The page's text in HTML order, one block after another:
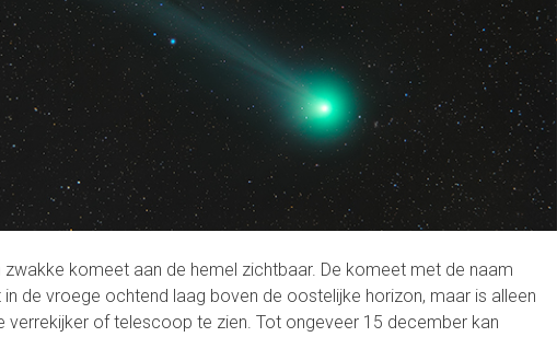
zwakke komeet aan de hemel zichtbaar. De komeet met de naam
in de vroege ochtend laag boven de oostelijke horizon, maar is alleen
verrekijker of telescoop te zien. Tot ongeveer 15 december kan